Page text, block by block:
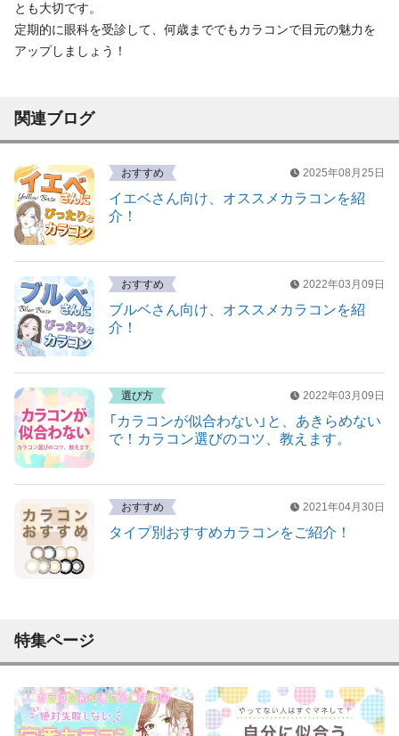
とも大切です。
定期的に眼科を受診して、何歳まででもカラコンで目元の魅力を
アップしましょう！
関連ブログ
おすすめ 2025年08月25日
イエベさん向け、オススメカラコンを紹
介！
おすすめ 2022年03月09日
ブルベさん向け、オススメカラコンを紹
介！
選び方 2022年03月09日
「カラコンが似合わない」と、あきらめない
で！カラコン選びのコツ、教えます。
おすすめ 2021年04月30日
タイプ別おすすめカラコンをご紹介！
特集ページ